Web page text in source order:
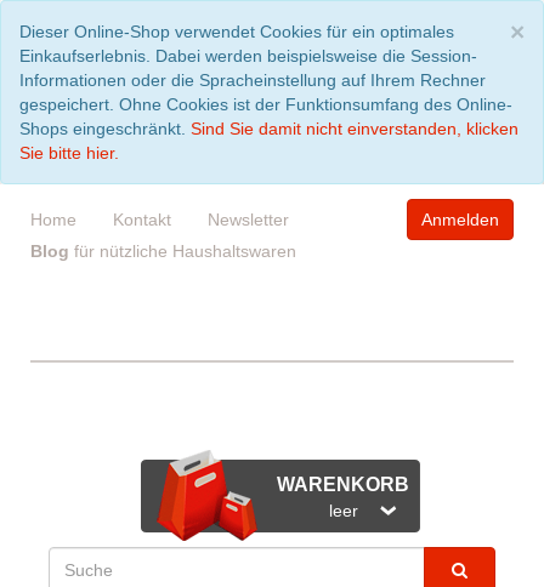
×
Dieser Online-Shop verwendet Cookies für ein optimales
Einkaufserlebnis. Dabei werden beispielsweise die Session-
Informationen oder die Spracheinstellung auf Ihrem Rechner
gespeichert. Ohne Cookies ist der Funktionsumfang des Online-
Shops eingeschränkt. Sind Sie damit nicht einverstanden, klicken
Sie bitte hier.
Home Kontakt
Newsletter
Blog für nützliche Haushaltswaren
Anmelden
WARENKORB
leer